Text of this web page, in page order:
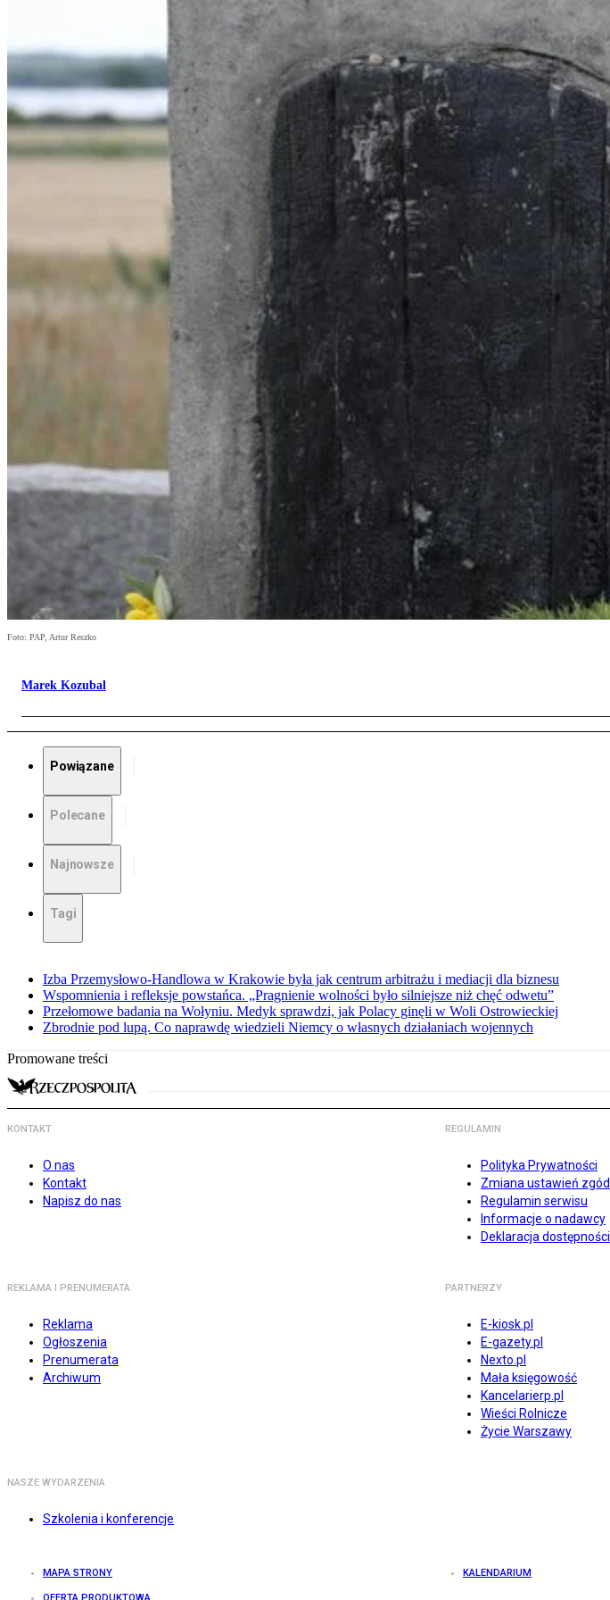
Foto: PAP, Artur Reszko
Marek Kozubal
Powiązane
Polecane
Najnowsze
Tagi
Izba Przemysłowo-Handlowa w Krakowie była jak centrum arbitrażu i mediacji dla biznesu
Wspomnienia i refleksje powstańca. „Pragnienie wolności było silniejsze niż chęć odwetu”
Przełomowe badania na Wołyniu. Medyk sprawdzi, jak Polacy ginęli w Woli Ostrowieckiej
Zbrodnie pod lupą. Co naprawdę wiedzieli Niemcy o własnych działaniach wojennych
Promowane treści
KONTAKT
O nas
Kontakt
Napisz do nas
REGULAMIN
Polityka Prywatności
Zmiana ustawień zgód
Regulamin serwisu
Informacje o nadawcy
Deklaracja dostępności
REKLAMA I PRENUMERATA
Reklama
Ogłoszenia
Prenumerata
Archiwum
PARTNERZY
E-kiosk.pl
E-gazety.pl
Nexto.pl
Mała księgowość
Kancelarierp.pl
Wieści Rolnicze
Życie Warszawy
NASZE WYDARZENIA
Szkolenia i konferencje
MAPA STRONY KALENDARIUM